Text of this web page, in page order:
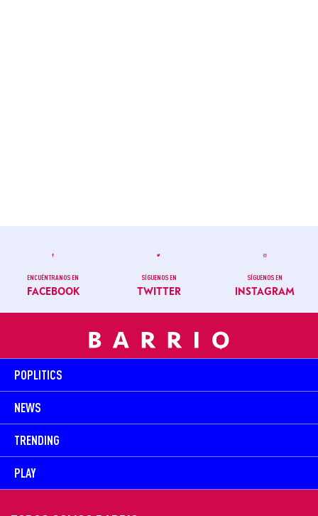
ENCUÉNTRANOS EN
FACEBOOK
SÍGUENOS EN
TWITTER
SÍGUENOS EN
INSTAGRAM
POPLITICS
NEWS
TRENDING
PLAY